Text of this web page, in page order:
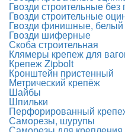
Гвозди строительные без
Гвозди строительные
Гвозди финишные, белый
Гвозди шиферные
Скоба строительная
Клямеры крепеж для
Крепеж Zipbolt
Кронштейн пристенный
Метрический крепёж
Шайбы
Шпильки
Перфорированный
Саморезы, шурупы